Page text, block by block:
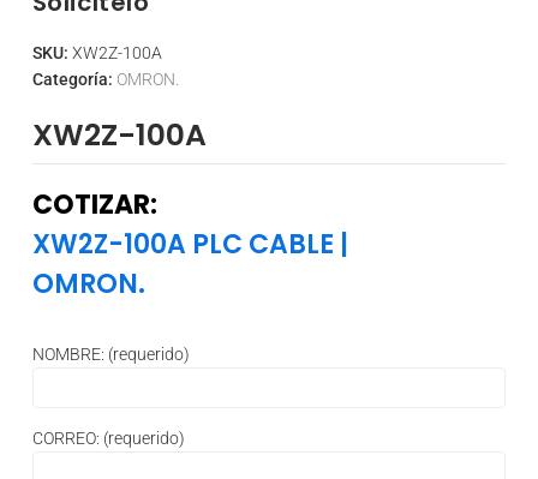
SKU: XW2Z-100A
Categoría: OMRON.
XW2Z-100A
COTIZAR:
XW2Z-100A PLC CABLE |
OMRON.
NOMBRE: (requerido)
CORREO: (requerido)